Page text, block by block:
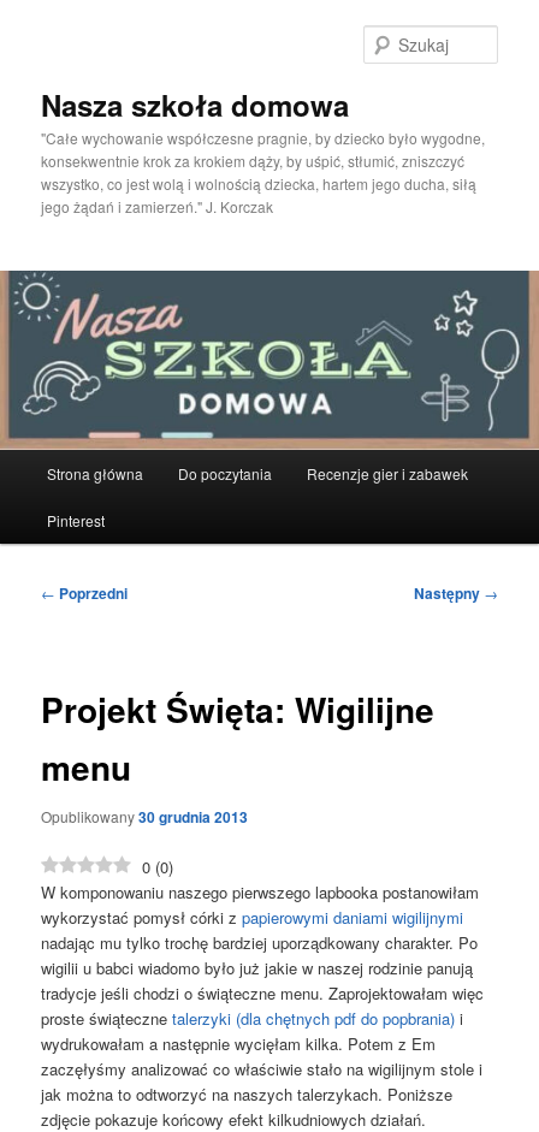
Nasza szkoła domowa
"Całe wychowanie współczesne pragnie, by dziecko było wygodne,
konsekwentnie krok za krokiem dąży, by uśpić, stłumić, zniszczyć
wszystko, co jest wolą i wolnością dziecka, hartem jego ducha, siłą
jego żądań i zamierzeń." J. Korczak
Strona główna Do poczytania Recenzje gier i zabawek
Pinterest
Nawigacja
← Poprzedni Następny →
Projekt Święta: Wigilijne
menu
Opublikowany30 grudnia 2013
0 (0)
W komponowaniu naszego pierwszego lapbooka postanowiłam
wykorzystać pomysł córki zpapierowymi daniami wigilijnymi
nadając mu tylko trochę bardziej uporządkowany charakter. Po
wigilii u babci wiadomo było już jakie w naszej rodzinie panują
tradycje jeśli chodzi o świąteczne menu. Zaprojektowałam więc
proste świątecznetalerzyki (dla chętnych pdf do popbrania) i
wydrukowałam a następnie wycięłam kilka. Potem z Em
zaczęłyśmy analizować co właściwie stało na wigilijnym stole i
jak można to odtworzyć na naszych talerzykach. Poniższe
zdjęcie pokazuje końcowy efekt kilkudniowych działań.